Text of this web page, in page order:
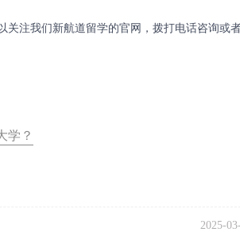
注我们新航道留学的官网，拨打电话咨询或
学？
2025-